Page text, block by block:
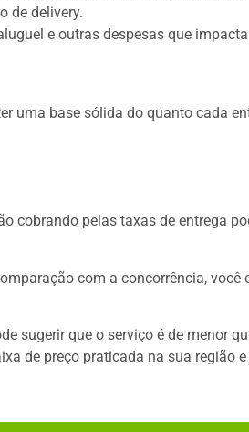
de delivery.
e outras despesas que
uma base sólida do quanto cada
cobrando pelas taxas de entrega
com a concorrência, você
sugerir que o serviço é de menor
de preço praticada na sua região